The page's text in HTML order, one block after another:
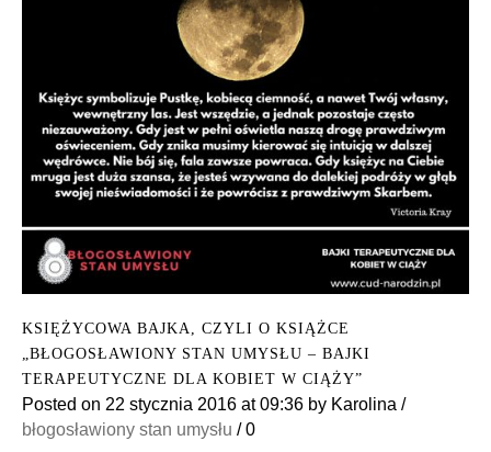
KSIĘŻYCOWA BAJKA, CZYLI O KSIĄŻCE
„BŁOGOSŁAWIONY STAN UMYSŁU – BAJKI
TERAPEUTYCZNE DLA KOBIET W CIĄŻY”
Posted on 22 stycznia 2016 at 09:36 by Karolina /
błogosławiony stan umysłu /0